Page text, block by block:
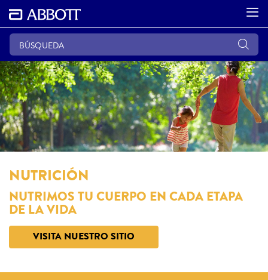
NUTRICIÓN
NUTRIMOS TU CUERPO EN CADA ETAPA
DE LA VIDA
VISITA NUESTRO SITIO